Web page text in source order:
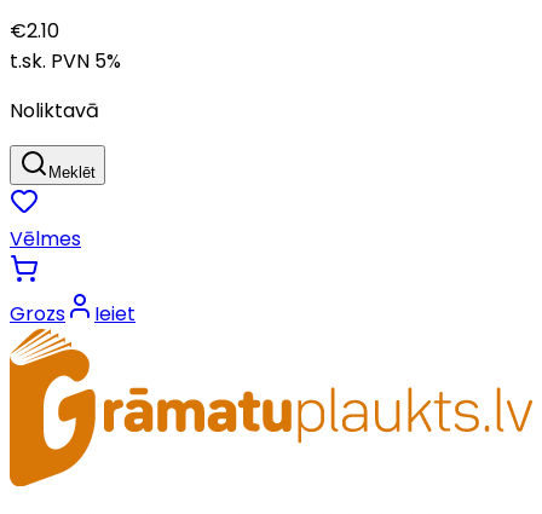
€2.10
t.sk. PVN 5%
Noliktavā
Meklēt
Vēlmes
Grozs Ieiet